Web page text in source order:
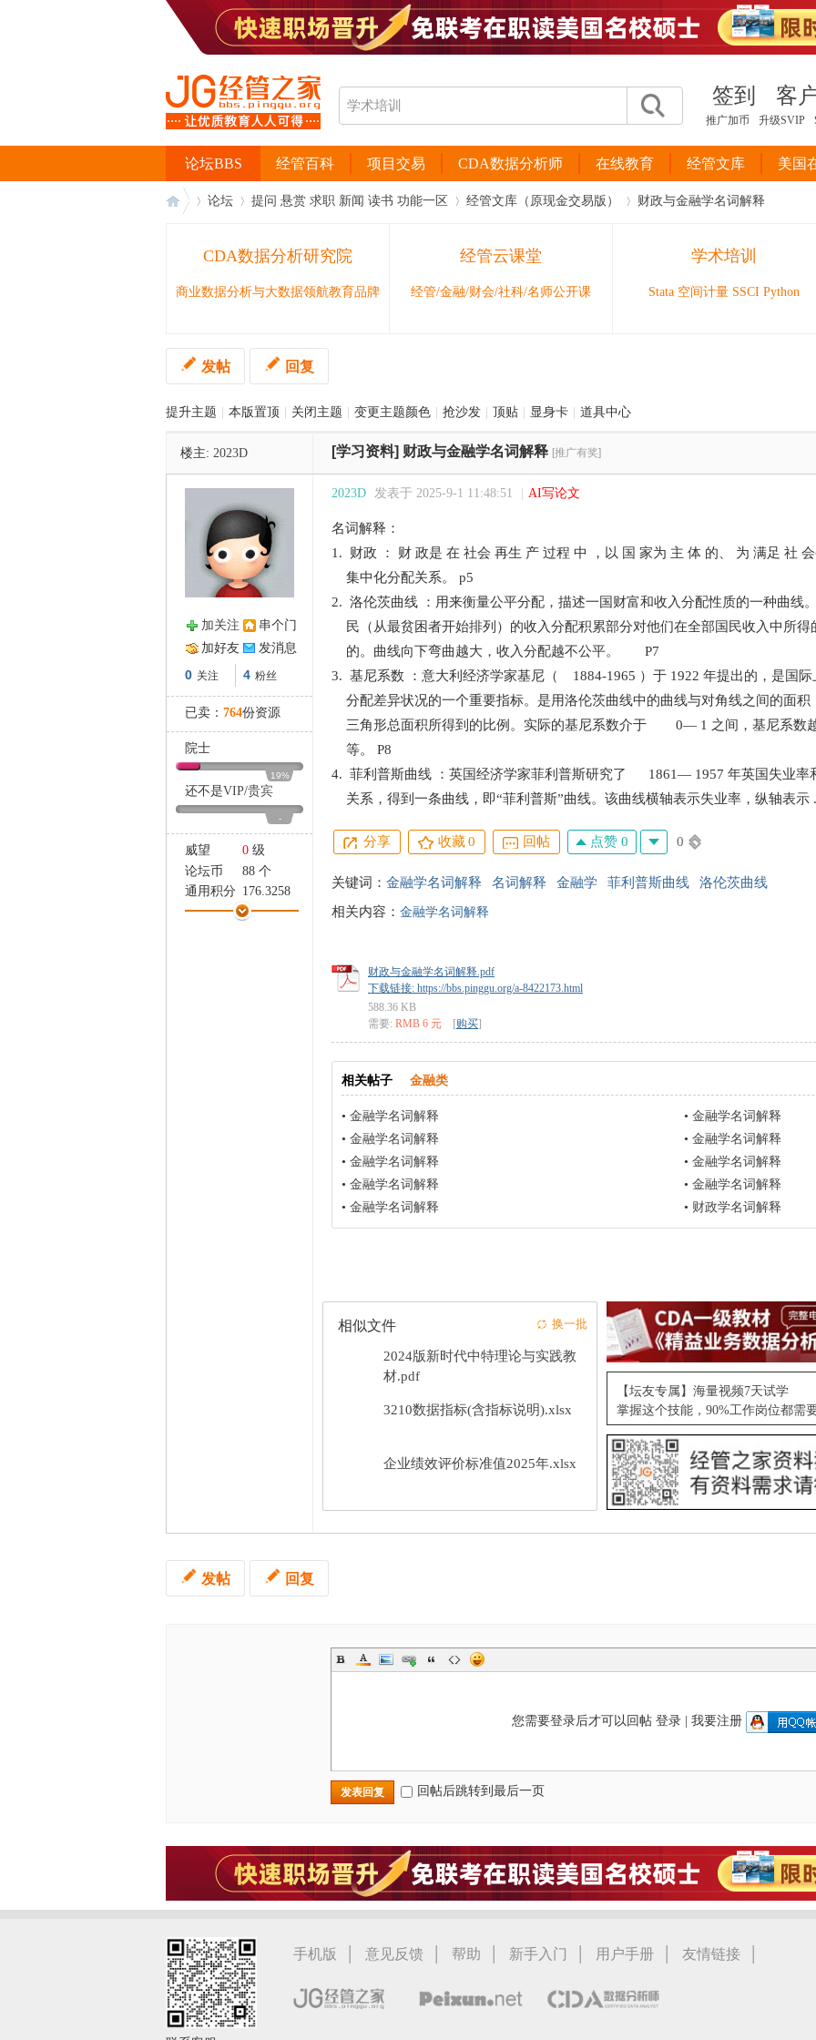
签到 客
推广加币 升级SVIP
经管百科 项目交易 CDA数据分析师 在线教育 经管文库 美国
论坛BBS
论坛 提问 悬赏 求职 新闻 读书 功能一区 经管文库（原现金交易版） 财政与金融学名词解释
CDA数据分析研究院
商业数据分析与大数据领航教育品牌
经管云课堂
经管/金融/财会/社科/名师公开课
学术培训
Stata 空间计量 SSCI Python
发帖 回复
提升主题 本版置顶 关闭主题 变更主题颜色 抢沙发 顶贴 显身卡 道具中心
楼主: 2023D [学习资料] 财政与金融学名词解释 [推广有奖]
加关注
串个门
加好友
发消息
0 关注 4 粉丝
已卖： 764份资源
院士
19%
还不是VIP/贵宾
-
威望 0 级
论坛币
88 个
通用积分 176.3258
学术水平
18 点
2023D 发表于 2025-9-1 11:48:51 AI写论文
名词解释：
1. 财政 ： 财 政是 在 社会 再生 产 过程 中 ，以 国 家为 主 体 的、 为 满足 社
集中化分配关系。 p5
2. 洛伦茨曲线 ：用来衡量公平分配，描述一国财富和收入分配性质的一种曲线
民（从最贫困者开始排列）的收入分配积累部分对他们在全部国民收入中所得
的。曲线向下弯曲越大，收入分配越不公平。 P7
3. 基尼系数 ：意大利经济学家基尼（ 1884-1965 ）于 1922 年提出的，是国际
分配差异状况的一个重要指标。是用洛伦茨曲线中的曲线与对角线之间的面积
三角形总面积所得到的比例。实际的基尼系数介于 0— 1 之间，基尼系数
等。 P8
4. 菲利普斯曲线 ：英国经济学家菲利普斯研究了 1861— 1957 年英国失业率
关系，得到一条曲线，即“菲利普斯”曲线。该曲线横轴表示失业率，纵轴表示
分享 收藏0 回帖 点赞 0 0
关键词： 金融学名词解释 名词解释 金融学 菲利普斯曲线
洛伦茨曲线
相关内容： 金融学名词解释
财政与金融学名词解释.pdf
下载链接: https://bbs.pinggu.org/a-8422173.html
588.36 KB
需要: RMB 6 元 [购买]
相关帖子 金融类
• 金融学名词解释 • 金融学名词解释
• 金融学名词解释 • 金融学名词解释
• 金融学名词解释 • 金融学名词解释
• 金融学名词解释 • 金融学名词解释
• 金融学名词解释 • 财政学名词解释
相似文件 换一批
2024版新时代中特理论与实践教
材.pdf
3210数据指标(含指标说明).xlsx
企业绩效评价标准值2025年.xlsx
【坛友专属】海量视频7天试学
掌握这个技能，90%工作岗位都需
发帖 回复
您需要登录后才可以回帖 登录| 我要注册
发表回复 回帖后跳转到最后一页
手机版 | 意见反馈 | 帮助 | 新手入门 | 用户手册 | 友情链接 |